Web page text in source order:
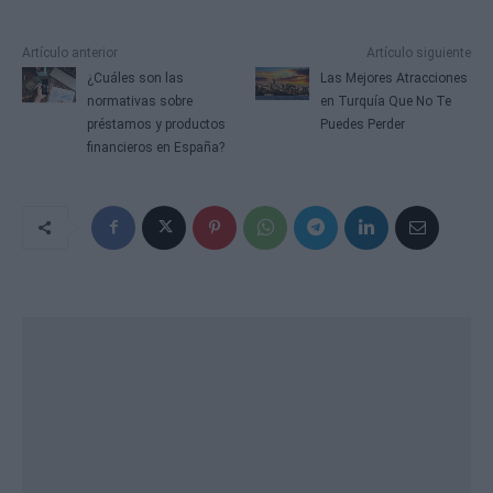
Artículo anterior
¿Cuáles son las
normativas sobre
préstamos y productos
financieros en España?
Artículo siguiente
Las Mejores Atracciones
en Turquía Que No Te
Puedes Perder